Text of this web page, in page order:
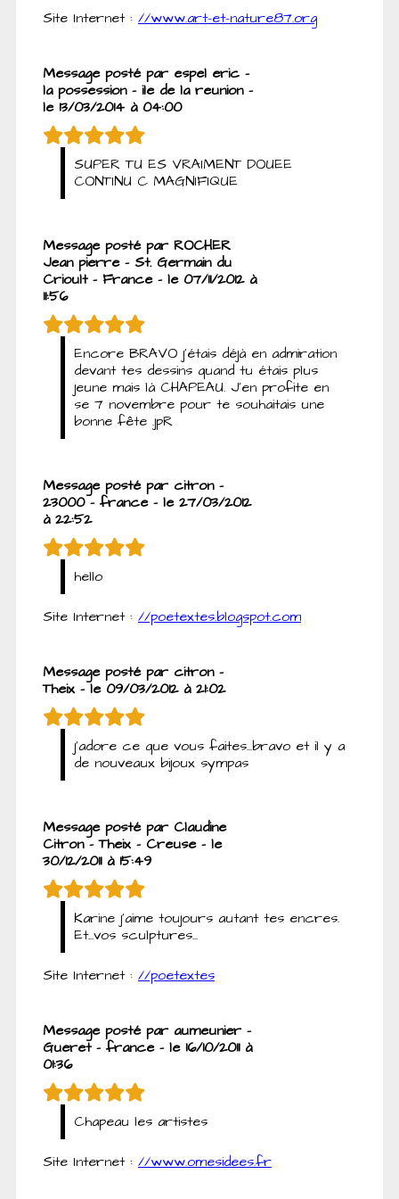
Site Internet : //www.art-et-nature87.org
Message posté par espel eric -
la possession - ile de la reunion -
le 13/03/2014 à 04:00
SUPER TU ES VRAIMENT DOUEE
CONTINU C MAGNIFIQUE
Message posté par ROCHER
Jean pierre - St. Germain du
Crioult - France - le 07/11/2012 à
11:56
Encore BRAVO j'étais déjà en admiration
devant tes dessins quand tu étais plus
jeune mais là CHAPEAU. J'en profite en
se 7 novembre pour te souhaitais une
bonne fête .jpR
Message posté par citron -
23000 - france - le 27/03/2012
à 22:52
hello
Site Internet : //poetextes.blogspot.com
Message posté par citron -
Theix - le 09/03/2012 à 21:02
j'adore ce que vous faites...bravo et il y a
de nouveaux bijoux sympas
Message posté par Claudine
Citron - Theix - Creuse - le
30/12/2011 à 15:49
Karine j'aime toujours autant tes encres.
Et...vos sculptures...
Site Internet : //poetextes
Message posté par aumeunier -
Gueret - france - le 16/10/2011 à
01:36
Chapeau les artistes
Site Internet : //www.omesidees.fr